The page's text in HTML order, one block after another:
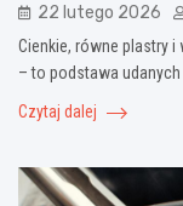
22 lutego 2026
Cienkie, równe plastry
– to podstawa udanych
Czytaj dalej